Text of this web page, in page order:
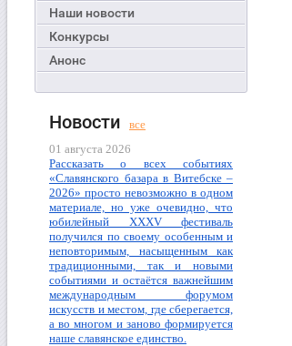
Наши новости
Конкурсы
Анонс
Новости
все
01 августа 2026
Рассказать о всех событиях
«Славянского базара в Витебске –
2026» просто невозможно в одном
материале, но уже очевидно, что
юбилейный XXXV фестиваль
получился по своему особенным и
неповторимым, насыщенным как
традиционными, так и новыми
событиями и остаётся важнейшим
международным форумом
искусств и местом, где сберегается,
а во многом и заново формируется
наше славянское единство.